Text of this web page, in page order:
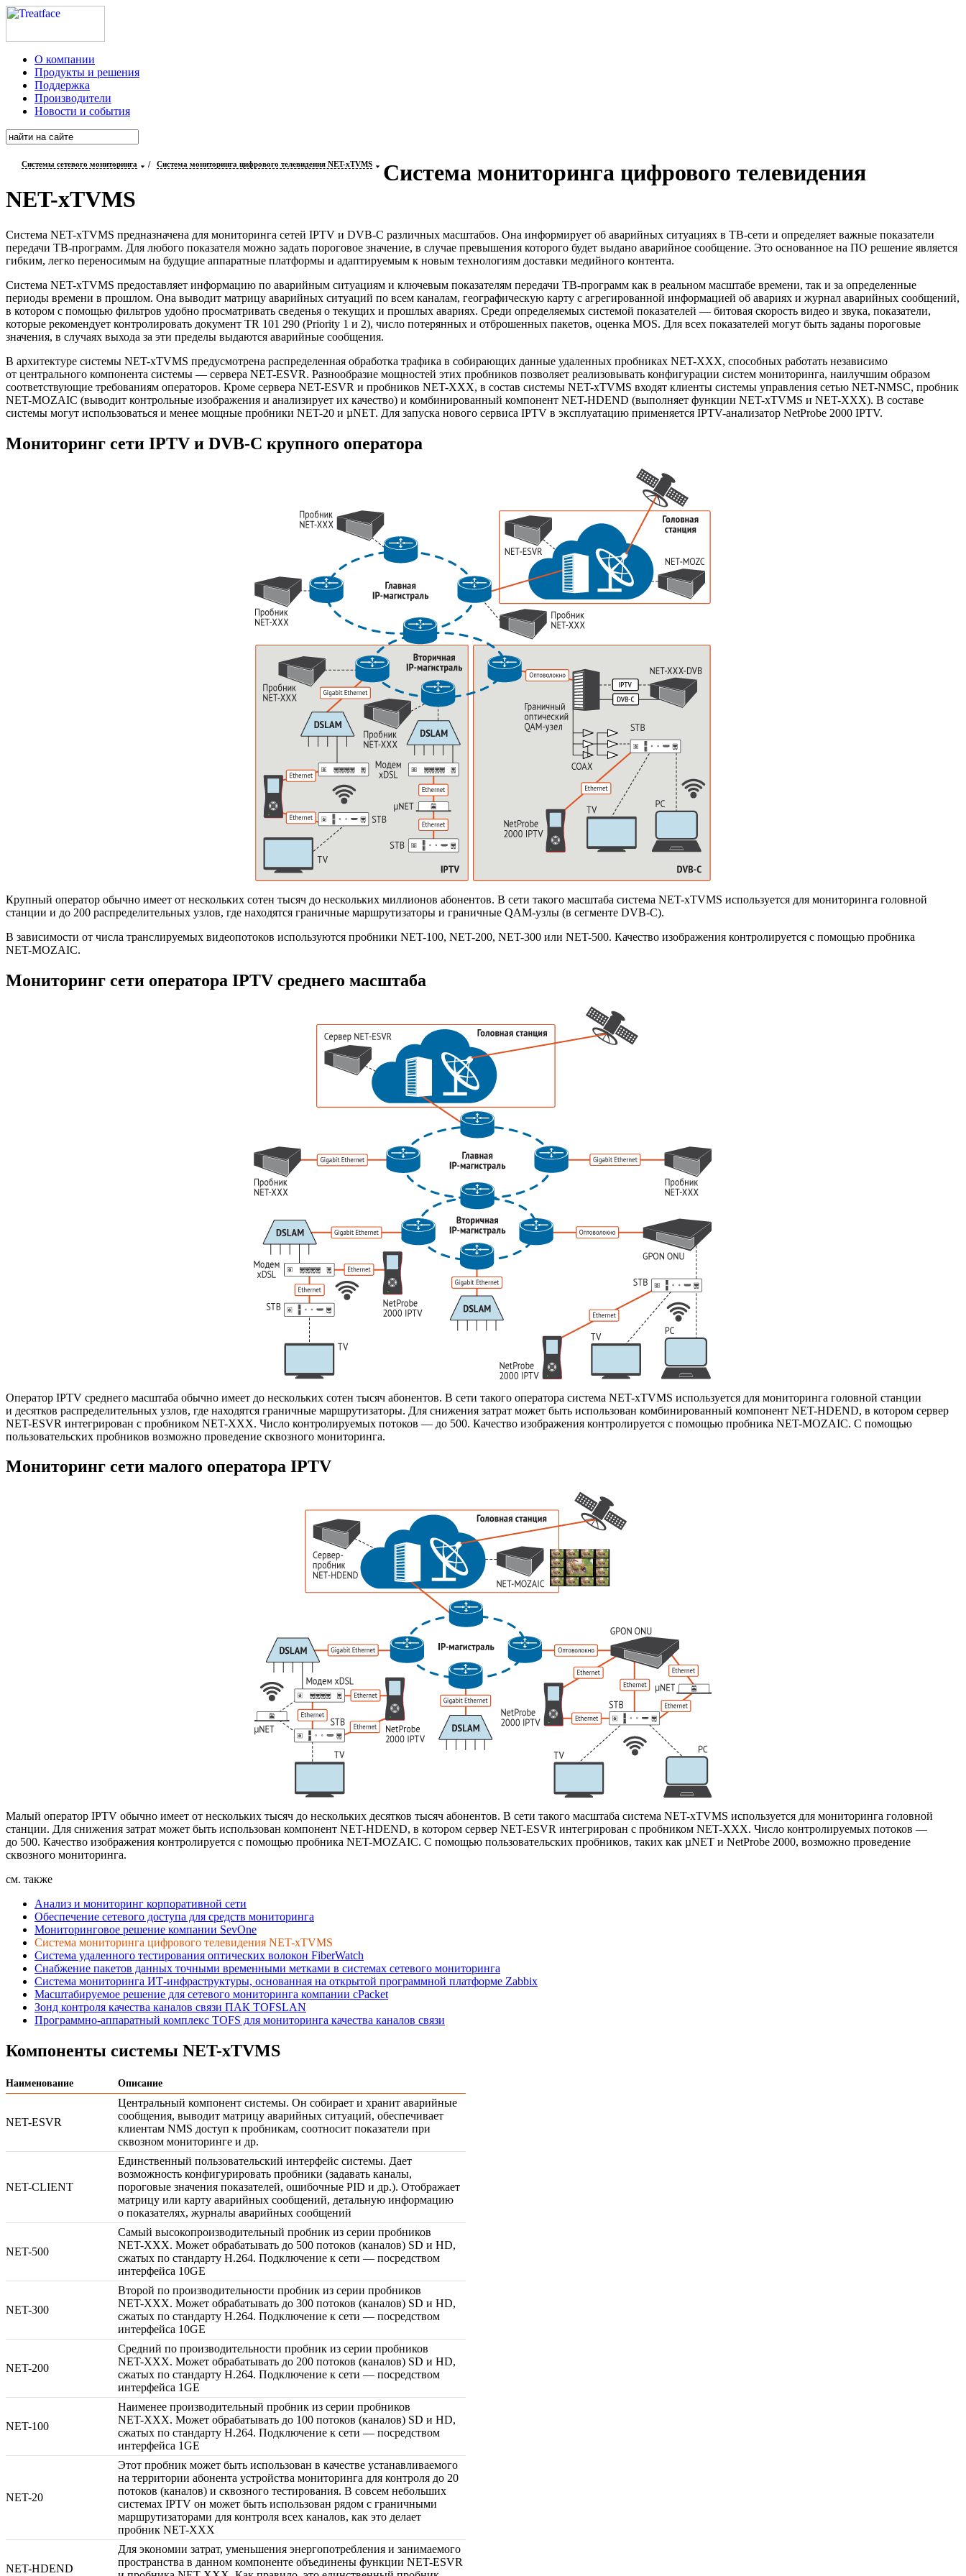
О компании
Продукты и решения
Поддержка
Производители
Новости и события
Системы сетевого мониторинга / Система мониторинга цифрового телевидения NET-xTVMS
Система мониторинга цифрового телевидения
NET-xTVMS
Система NET-xTVMS предназначена для мониторинга сетей IPTV и DVB-C различных масштабов. Она информирует об аварийных ситуациях в ТВ-сети и определяет важные показатели
передачи ТВ-программ. Для любого показателя можно задать пороговое значение, в случае превышения которого будет выдано аварийное сообщение. Это основанное на ПО решение является
гибким, легко переносимым на будущие аппаратные платформы и адаптируемым к новым технологиям доставки медийного контента.
Система NET-xTVMS предоставляет информацию по аварийным ситуациям и ключевым показателям передачи ТВ-программ как в реальном масштабе времени, так и за определенные
периоды времени в прошлом. Она выводит матрицу аварийных ситуаций по всем каналам, географическую карту с агрегированной информацией об авариях и журнал аварийных сообщений,
в котором с помощью фильтров удобно просматривать сведенья о текущих и прошлых авариях. Среди определяемых системой показателей — битовая скорость видео и звука, показатели,
которые рекомендует контролировать документ TR 101 290 (Priority 1 и 2), число потерянных и отброшенных пакетов, оценка MOS. Для всех показателей могут быть заданы пороговые
значения, в случаях выхода за эти пределы выдаются аварийные сообщения.
В архитектуре системы NET-xTVMS предусмотрена распределенная обработка трафика в собирающих данные удаленных пробниках NET-XXX, способных работать независимо
от центрального компонента системы — сервера NET-ESVR. Разнообразие мощностей этих пробников позволяет реализовывать конфигурации систем мониторинга, наилучшим образом
соответствующие требованиям операторов. Кроме сервера NET-ESVR и пробников NET-XXX, в состав системы NET-xTVMS входят клиенты системы управления сетью NET-NMSC, пробник
NET-MOZAIC (выводит контрольные изображения и анализирует их качество) и комбинированный компонент NET-HDEND (выполняет функции NET-xTVMS и NET-XXX). В составе
системы могут использоваться и менее мощные пробники NET-20 и µNET. Для запуска нового сервиса IPTV в эксплуатацию применяется IPTV-анализатор NetProbe 2000 IPTV.
Мониторинг сети IPTV и DVB-C крупного оператора
Крупный оператор обычно имеет от нескольких сотен тысяч до нескольких миллионов абонентов. В сети такого масштаба система NET-xTVMS используется для мониторинга головной
станции и до 200 распределительных узлов, где находятся граничные маршрутизаторы и граничные QAM-узлы (в сегменте DVB-C).
В зависимости от числа транслируемых видеопотоков используются пробники NET-100, NET-200, NET-300 или NET-500. Качество изображения контролируется с помощью пробника
NET-MOZAIC.
Мониторинг сети оператора IPTV среднего масштаба
Оператор IPTV среднего масштаба обычно имеет до нескольких сотен тысяч абонентов. В сети такого оператора система NET-xTVMS используется для мониторинга головной станции
и десятков распределительных узлов, где находятся граничные маршрутизаторы. Для снижения затрат может быть использован комбинированный компонент NET-HDEND, в котором сервер
NET-ESVR интегрирован с пробником NET-XXX. Число контролируемых потоков — до 500. Качество изображения контролируется с помощью пробника NET-MOZAIC. С помощью
пользовательских пробников возможно проведение сквозного мониторинга.
Мониторинг сети малого оператора IPTV
Малый оператор IPTV обычно имеет от нескольких тысяч до нескольких десятков тысяч абонентов. В сети такого масштаба система NET-xTVMS используется для мониторинга головной
станции. Для снижения затрат может быть использован компонент NET-HDEND, в котором сервер NET-ESVR интегрирован с пробником NET-XXX. Число контролируемых потоков —
до 500. Качество изображения контролируется с помощью пробника NET-MOZAIC. С помощью пользовательских пробников, таких как µNET и NetProbe 2000, возможно проведение
сквозного мониторинга.
см. также
Анализ и мониторинг корпоративной сети
Обеспечение сетевого доступа для средств мониторинга
Мониторинговое решение компании SevOne
Система мониторинга цифрового телевидения NET-xTVMS
Система удаленного тестирования оптических волокон FiberWatch
Снабжение пакетов данных точными временными метками в системах сетевого мониторинга
Система мониторинга ИТ-инфраструктуры, основанная на открытой программной платформе Zabbix
Масштабируемое решение для сетевого мониторинга компании cPacket
Зонд контроля качества каналов связи ПАК TOFSLAN
Программно-аппаратный комплекс TOFS для мониторинга качества каналов связи
Компоненты системы NET-xTVMS
Наименование Описание
NET-ESVR
Центральный компонент системы. Он собирает и хранит аварийные
сообщения, выводит матрицу аварийных ситуаций, обеспечивает
клиентам NMS доступ к пробникам, соотносит показатели при
сквозном мониторинге и др.
NET-CLIENT
Единственный пользовательский интерфейс системы. Дает
возможность конфигурировать пробники (задавать каналы,
пороговые значения показателей, ошибочные PID и др.). Отображает
матрицу или карту аварийных сообщений, детальную информацию
о показателях, журналы аварийных сообщений
NET-500
Самый высокопроизводительный пробник из серии пробников
NET-XXX. Может обрабатывать до 500 потоков (каналов) SD и HD,
сжатых по стандарту H.264. Подключение к сети — посредством
интерфейса 10GE
NET-300
Второй по производительности пробник из серии пробников
NET-XXX. Может обрабатывать до 300 потоков (каналов) SD и HD,
сжатых по стандарту H.264. Подключение к сети — посредством
интерфейса 10GE
NET-200
Средний по производительности пробник из серии пробников
NET-XXX. Может обрабатывать до 200 потоков (каналов) SD и HD,
сжатых по стандарту H.264. Подключение к сети — посредством
интерфейса 1GE
NET-100
Наименее производительный пробник из серии пробников
NET-XXX. Может обрабатывать до 100 потоков (каналов) SD и HD,
сжатых по стандарту H.264. Подключение к сети — посредством
интерфейса 1GE
NET-20
Этот пробник может быть использован в качестве устанавливаемого
на территории абонента устройства мониторинга для контроля до 20
потоков (каналов) и сквозного тестирования. В совсем небольших
системах IPTV он может быть использован рядом с граничными
маршрутизаторами для контроля всех каналов, как это делает
пробник NET-XXX
NET-HDEND
Для экономии затрат, уменьшения энергопотребления и занимаемого
пространства в данном компоненте объединены функции NET-ESVR